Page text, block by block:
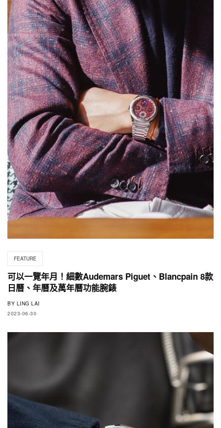
FEATURE
可以一覽年月！細數Audemars Piguet、Blancpain 8款
日曆、年曆及萬年曆功能腕錶
BY LING LAI
2023-06-30